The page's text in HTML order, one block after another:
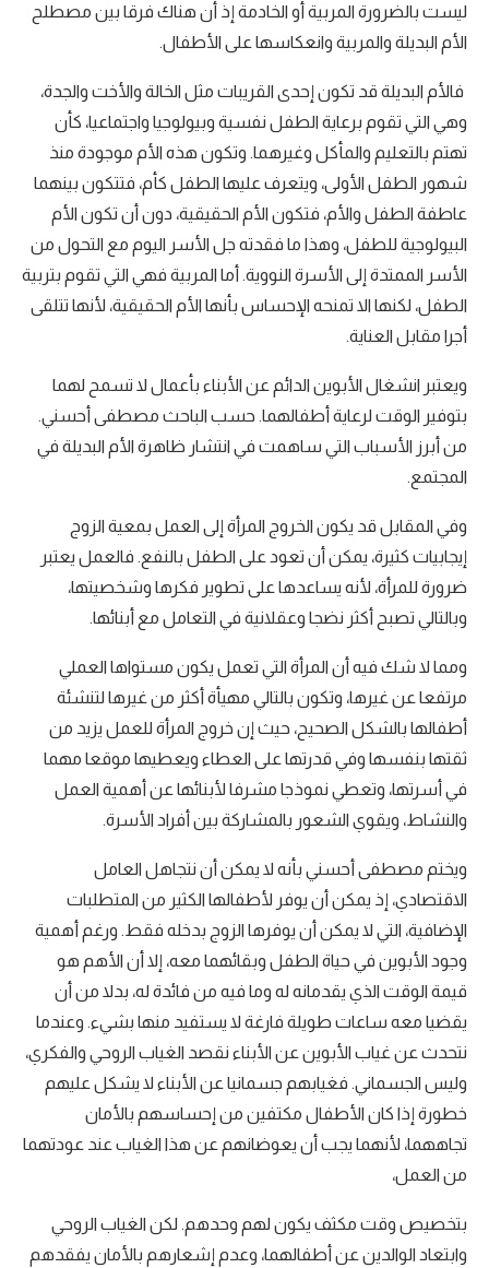
ليست بالضرورة المربية أو الخادمة إذ أن هناك فرقا بين مصطلح
الأم البديلة والمربية وانعكاسها على الأطفال.
فالأم البديلة قد تكون إحدى القريبات مثل الخالة والأخت والجدة،
وهي التي تقوم برعاية الطفل نفسية وبيولوجيا واجتماعيا، كأن
تهتم بالتعليم والمأكل وغيرهما. وتكون هذه الأم موجودة منذ
شهور الطفل الأولى، ويتعرف عليها الطفل كأم، فتتكون بينهما
عاطفة الطفل والأم، فتكون الأم الحقيقية، دون أن تكون الأم
البيولوجية للطفل، وهذا ما فقدته جل الأسر اليوم مع التحول من
الأسر الممتدة إلى الأسرة النووية. أما المربية فهي التي تقوم بتربية
الطفل، لكنها الا تمنحه الإحساس بأنها الأم الحقيقية، لأنها تتلقى
أجرا مقابل العناية.
ويعتبر انشغال الأبوين الدائم عن الأبناء بأعمال لا تسمح لهما
بتوفير الوقت لرعاية أطفالهما. حسب الباحث مصطفى أحسني.
من أبرز الأسباب التي ساهمت في انتشار ظاهرة الأم البديلة في
المجتمع.
وفي المقابل قد يكون الخروج المرأة إلى العمل بمعية الزوج
إيجابيات كثيرة، يمكن أن تعود على الطفل بالنفع. فالعمل يعتبر
ضرورة للمرأة، لأنه يساعدها على تطوير فكرها وشخصيتها،
وبالتالي تصبح أكثر نضجا وعقلانية في التعامل مع أبنائها.
ومما لا شك فيه أن المرأة التي تعمل يكون مستواها العملي
مرتفعا عن غيرها، وتكون بالتالي مهيأة أكثر من غيرها لتنشئة
أطفالها بالشكل الصحيح، حيث إن خروج المرأة للعمل يزيد من
ثقتها بنفسها وفي قدرتها على العطاء ويعطيها موقعا مهما
في أسرتها، وتعطي نموذجا مشرفا لأبنائها عن أهمية العمل
والنشاط، ويقوي الشعور بالمشاركة بين أفراد الأسرة.
ويختم مصطفى أحسني بأنه لا يمكن أن نتجاهل العامل
الاقتصادي، إذ يمكن أن يوفر لأطفالها الكثير من المتطلبات
الإضافية، التي لا يمكن أن يوفرها الزوج بدخله فقط. ورغم أهمية
وجود الأبوين في حياة الطفل وبقائهما معه، إلا أن الأهم هو
قيمة الوقت الذي يقدمانه له وما فيه من فائدة له، بدلا من أن
يقضيا معه ساعات طويلة فارغة لا يستفيد منها بشيء. وعندما
نتحدث عن غياب الأبوين عن الأبناء نقصد الغياب الروحي والفكري،
وليس الجسماني. فغيابهم جسمانيا عن الأبناء لا يشكل عليهم
خطورة إذا كان الأطفال مكتفين من إحساسهم بالأمان
تجاههما، لأنهما يجب أن يعوضانهم عن هذا الغياب عند عودتهما
من العمل،
بتخصيص وقت مكثف يكون لهم وحدهم. لكن الغياب الروحي
وابتعاد الوالدين عن أطفالهما، وعدم إشعارهم بالأمان يفقدهم